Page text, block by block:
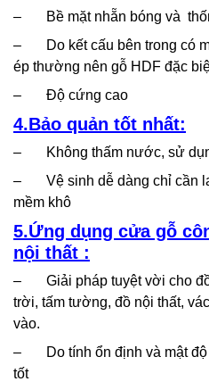
– Bề mặt nhẵn bóng và
– Do kết cấu bên trong có
ép thường nên gỗ HDF đặc
– Độ cứng cao
4.Bảo quản tốt nhất:
– Không thấm nước, sử
– Vệ sinh dễ dàng chỉ cần
mềm khô
5.Ứng dụng cửa gỗ
nội thất :
– Giải pháp tuyệt vời cho đồ
trời, tấm tường, đồ nội thất,
vào.
– Do tính ổn định và mật độ
tốt